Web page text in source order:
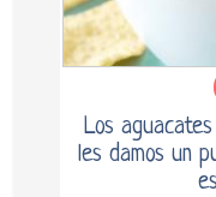
Los
les damos un